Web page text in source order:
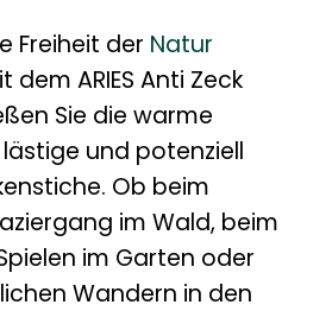
Freiheit der Natur
ARIES Anti Zeck
Sie die warme
und potenziell
Ob beim
im Wald, beim
im Garten oder
Wandern in den